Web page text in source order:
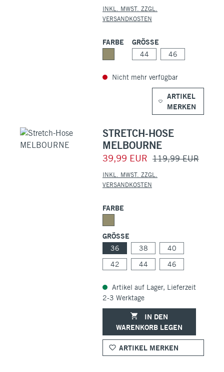
INKL. MWST. ZZGL.
VERSANDKOSTEN
FARBE GRÖSSE
44 46
Nicht mehr verfügbar
ARTIKEL
MERKEN
STRETCH-HOSE
MELBOURNE
39,99 EUR 119,99 EUR
INKL. MWST. ZZGL.
VERSANDKOSTEN
FARBE
GRÖSSE
36 38
40
42
44 46
Artikel auf Lager, Lieferzeit
2-3 Werktage
WARENKORB LEGEN
ARTIKEL MERKEN